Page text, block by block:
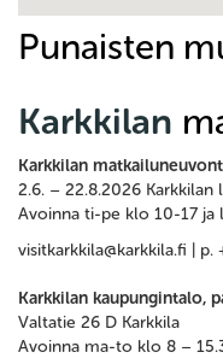
Punaisten
Karkkilan
Karkkilan
2.6. – 22.8.2026
Avoinna ti-pe klo 10-17 ja
visitkarkkila@karkkila.fi |
Karkkilan kaupungintalo,
Valtatie 26 D Karkkila
Avoinna ma-to klo 8 –